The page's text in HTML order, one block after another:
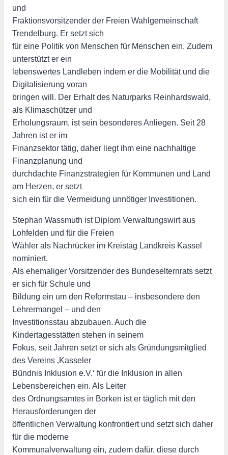
und
Fraktionsvorsitzender der Freien Wahlgemeinschaft
Trendelburg. Er setzt sich
für eine Politik von Menschen für Menschen ein. Zudem
unterstützt er ein
lebenswertes Landleben indem er die Mobilität und die
Digitalisierung voran
bringen will. Der Erhalt des Naturparks Reinhardswald,
als Klimaschützer und
Erholungsraum, ist sein besonderes Anliegen. Seit 28
Jahren ist er im
Finanzsektor tätig, daher liegt ihm eine nachhaltige
Finanzplanung und
durchdachte Finanzstrategien für Kommunen und Land
am Herzen, er setzt
sich ein für die Vermeidung unnötiger Investitionen.
Stephan Wassmuth ist Diplom Verwaltungswirt aus
Lohfelden und für die Freien
Wähler als Nachrücker im Kreistag Landkreis Kassel
nominiert.
Als ehemaliger Vorsitzender des Bundeselternrats setzt
er sich für Schule und
Bildung ein um den Reformstau – insbesondere den
Lehrermangel – und den
Investitionsstau abzubauen. Auch die
Kindertagesstätten stehen in seinem
Fokus, seit Jahren setzt er sich als Gründungsmitglied
des Vereins ‚Kasseler
Bündnis Inklusion e.V.‘ für die Inklusion in allen
Lebensbereichen ein. Als Leiter
des Ordnungsamtes in Borken ist er täglich mit den
Herausforderungen der
öffentlichen Verwaltung konfrontiert und setzt sich daher
für die moderne
Kommunalverwaltung ein, zudem dafür, diese durch